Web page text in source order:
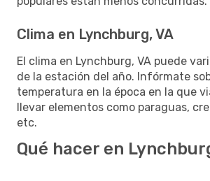
Clima en Lynchburg, VA
El clima en Lynchburg, VA puede
de la estación del año. Infórmate
temperatura en la época en la que
llevar elementos como paraguas,
etc.
Qué hacer en